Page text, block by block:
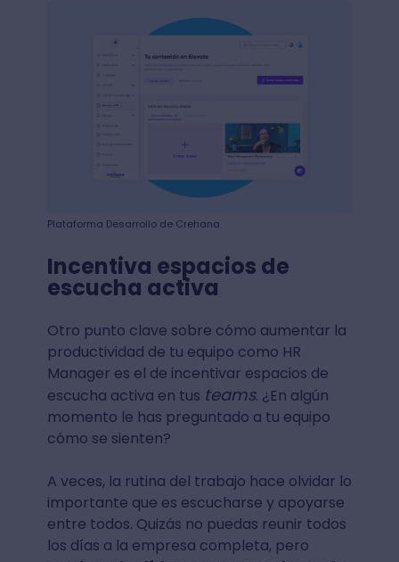
Plataforma Desarrollo de Crehana
Incentiva espacios de
escucha activa
Otro punto clave sobre cómo aumentar la
productividad de tu equipo como HR
Manager es el de incentivar espacios de
escucha activa en tus teams. ¿En algún
momento le has preguntado a tu equipo
cómo se sienten?
A veces, la rutina del trabajo hace olvidar lo
importante que es escucharse y apoyarse
entre todos. Quizás no puedas reunir todos
los días a la empresa completa, pero